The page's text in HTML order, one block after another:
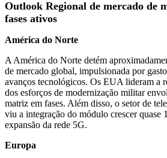
Outlook Regional de mercado de
fases ativos
América do Norte
A América do Norte detém
de mercado global, impulsionada por
avanços tecnológicos. Os EUA lideram a
dos esforços de modernização militar
matriz em fases. Além disso, o setor de
viu a integração do módulo crescer quase
expansão da rede 5G.
Europa